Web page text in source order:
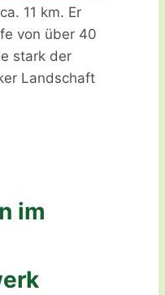
11 km. Er
von über 40
stark der
Landschaft
im